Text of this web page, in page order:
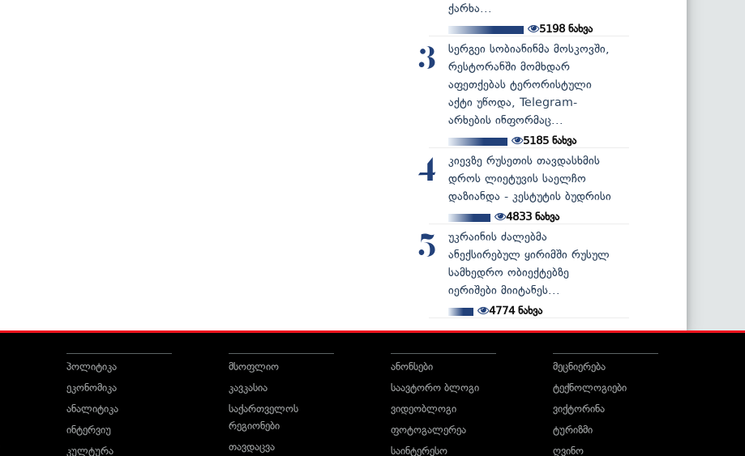
ქარხა...
5198 ნახვა
3
სერგეი სობიანინმა მოსკოვში,
რესტორანში მომხდარ
აფეთქებას ტერორისტული
აქტი უწოდა, Telegram-
არხების ინფორმაც...
5185ნახვა
4
კიევზე რუსეთის თავდასხმის
დროს ლიეტუვის საელჩო
დაზიანდა - კესტუტის ბუდრისი
4833ნახვა
5
უკრაინის ძალებმა
ანექსირებულ ყირიმში რუსულ
სამხედრო ობიექტებზე
იერიშები მიიტანეს...
4774ნახვა
პოლიტიკა
ეკონომიკა
ანალიტიკა
ინტერვიუ
კულტურა
მსოფლიო
კავკასია
საქართველოს
რეგიონები
თავდაცვა
ანონსები
საავტორო ბლოგი
ვიდეობლოგი
ფოტოგალერეა
საინტერესო
მეცნიერება
ტექნოლოგიები
ვიქტორინა
ტურიზმი
ღვინო